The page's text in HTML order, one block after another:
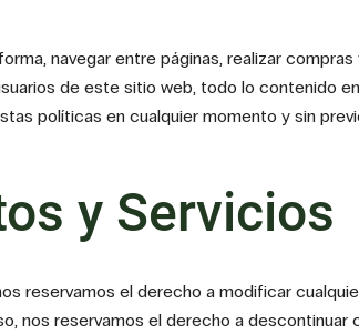
navegar entre páginas, realizar
de este sitio web, todo lo contenido
políticas en cualquier momento y sin
y Servicios
reservamos el derecho a modificar
nos reservamos el derecho a